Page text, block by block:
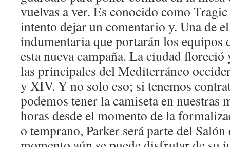
vuelvas a ver. Es conocido como
intento dejar un comentario y. Una de
indumentaria que portarán los equipos
esta nueva campaña. La ciudad
las principales del Mediterráneo
y XIV. Y no solo eso; si tenemos
podemos tener la camiseta en nuestras
horas desde el momento de la
o temprano, Parker será parte del Salón